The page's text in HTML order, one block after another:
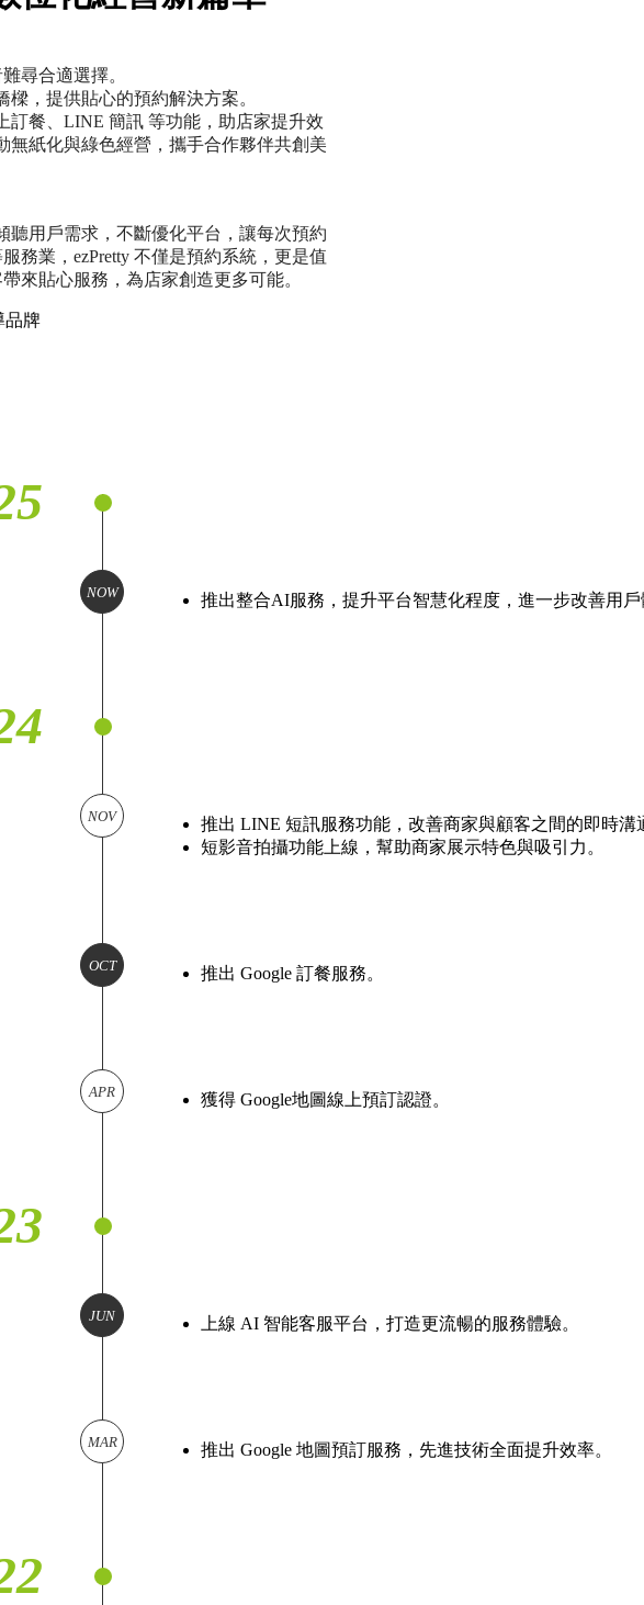
尋合適選擇。
樑，提供貼心的預約解決方案。
訂餐、LINE 簡訊 等功能，助店家提升效
無紙化與綠色經營，攜手合作夥伴共創美
聽用戶需求，不斷優化平台，讓每次預約
務業，ezPretty 不僅是預約系統，更是值
來貼心服務，為店家創造更多可能。
NOW 推出整合AI服務，提升平台智慧化程度，進一步改善用
NOV
推出 LINE 短訊服務功能，改善商家與顧客之間的即時溝
短影音拍攝功能上線，幫助商家展示特色與吸引力。
OCT 推出 Google 訂餐服務。
APR 獲得 Google地圖線上預訂認證。
JUN 上線 AI 智能客服平台，打造更流暢的服務體驗。
MAR 推出 Google 地圖預訂服務，先進技術全面提升效率。